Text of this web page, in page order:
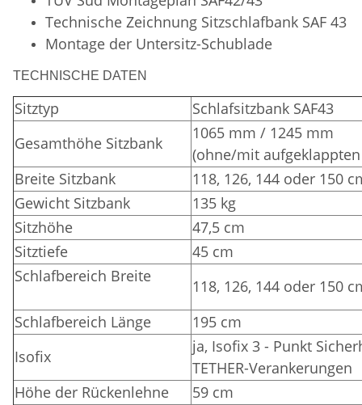
Technische Zeichnung Sitzschlafbank SAF 43
Montage der Untersitz-Schublade
TECHNISCHE DATEN
Sitztyp
Schlafsitzbank SAF43
Gesamthöhe Sitzbank
1065 mm / 1245 mm
(ohne/mit
Breite Sitzbank
118, 126, 144 oder 150
Gewicht Sitzbank
135 kg
Sitzhöhe
47,5 cm
Sitztiefe
45 cm
Schlafbereich Breite
118, 126, 144 oder 150
Schlafbereich Länge
195 cm
Isofix
ja, Isofix 3 - Punkt
TETHER-Verankerungen
Höhe der Rückenlehne
59 cm